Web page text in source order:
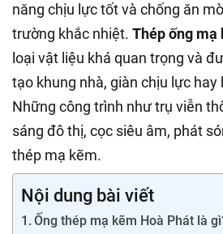
năng chịu lực tốt và chống ăn
trường khắc nhiệt. Thép ống mạ
loại vật liệu khá quan trọng và
tạo khung nhà, giàn chịu lực
Những công trình như trụ viễn
sáng đô thị, cọc siêu âm, phát
thép mạ kẽm.
Nội dung bài viết
Ống thép mạ kẽm Hoà Phát là